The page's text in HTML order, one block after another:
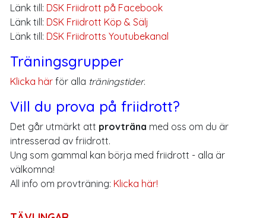
Länk till: DSK Friidrott på Facebook
Länk till: DSK Friidrott Köp & Sälj
Länk till: DSK Friidrotts Youtubekanal
Träningsgrupper
Klicka här för alla träningstider.
Vill du prova på friidrott?
Det går utmärkt att provträna med oss om du är
intresserad av friidrott.
Ung som gammal kan börja med friidrott - alla är
välkomna!
All info om provträning: Klicka här!